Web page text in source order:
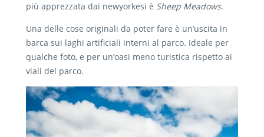
più apprezzata dai newyorkesi è Sheep Meadows.
Una delle cose originali da poter fare è un’uscita in
barca sui laghi artificiali interni al parco. Ideale per
qualche foto, e per un’oasi meno turistica rispetto ai
viali del parco.